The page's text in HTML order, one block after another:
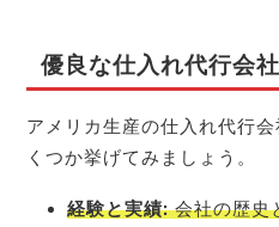
優良な仕入れ代行会
アメリカ生産の仕入れ代行
くつか挙げてみましょう。
経験と実績:会社の歴史